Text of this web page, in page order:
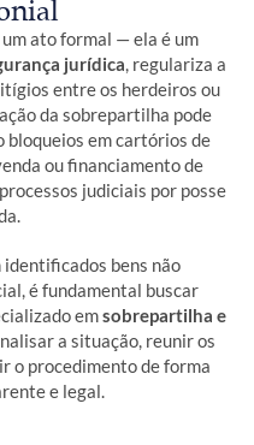
ato formal — ela é um
jurídica, regulariza a
entre os herdeiros ou
da sobrepartilha pode
bloqueios em cartórios de
ou financiamento de
judiciais por posse
identificados bens não
é fundamental buscar
emsobrepartilha e
a situação, reunir os
o procedimento de forma
e legal.